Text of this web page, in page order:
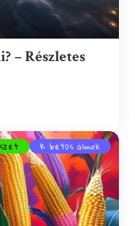
– Részletes
K betűs álmok